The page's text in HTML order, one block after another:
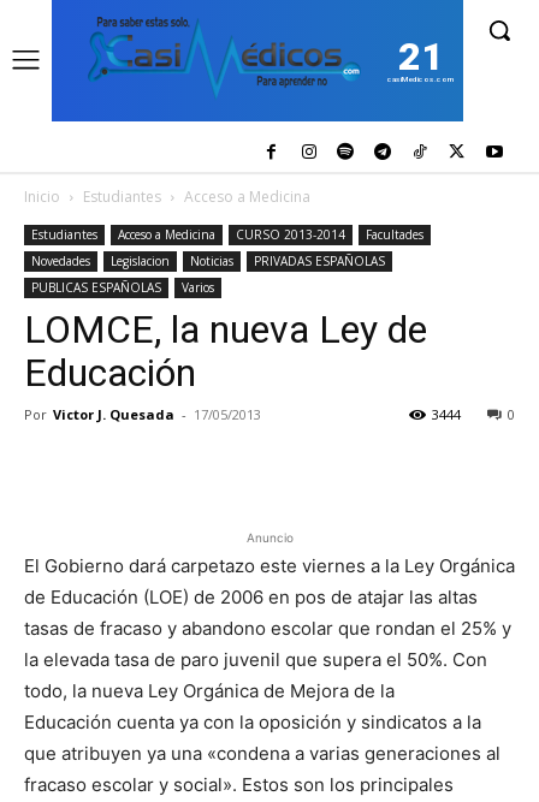
21
casiMedicos.com
Inicio Estudiantes Acceso a Medicina
Estudiantes Acceso a Medicina CURSO 2013-2014
Facultades
Novedades
Legislacion Noticias
PRIVADAS ESPAÑOLAS
PUBLICAS ESPAÑOLAS
Varios
LOMCE, la nueva Ley de
Educación
Por Victor J. Quesada - 17/05/2013 0
3444
Anuncio
El Gobierno dará carpetazo este viernes a la Ley Orgánica
de Educación (LOE) de 2006 en pos de atajar las altas
tasas de fracaso y abandono escolar que rondan el 25% y
la elevada tasa de paro juvenil que supera el 50%. Con
todo, la nueva Ley Orgánica de Mejora de la
Educación cuenta ya con la oposición y sindicatos a la
que atribuyen ya una «condena a varias generaciones al
fracaso escolar y social». Estos son los principales